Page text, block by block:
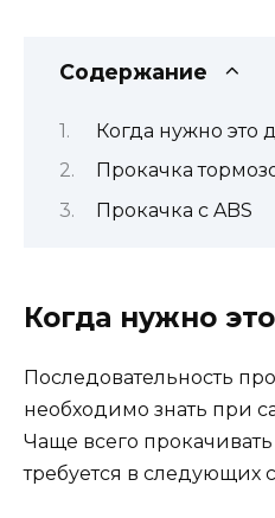
Содержание
Когда нужно это
Прокачка
Прокачка с ABS
Когда нужно
Последовательность
необходимо знать при
Чаще всего
требуется в следующих